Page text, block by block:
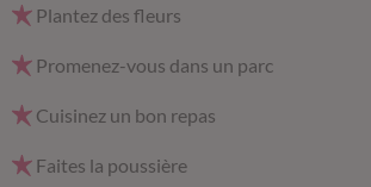
Plantez des fleurs
Promenez-vous dans un parc
Cuisinez un bon repas
Faites la poussière